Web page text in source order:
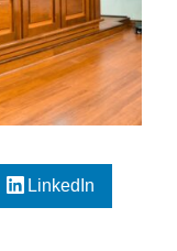
LinkedIn